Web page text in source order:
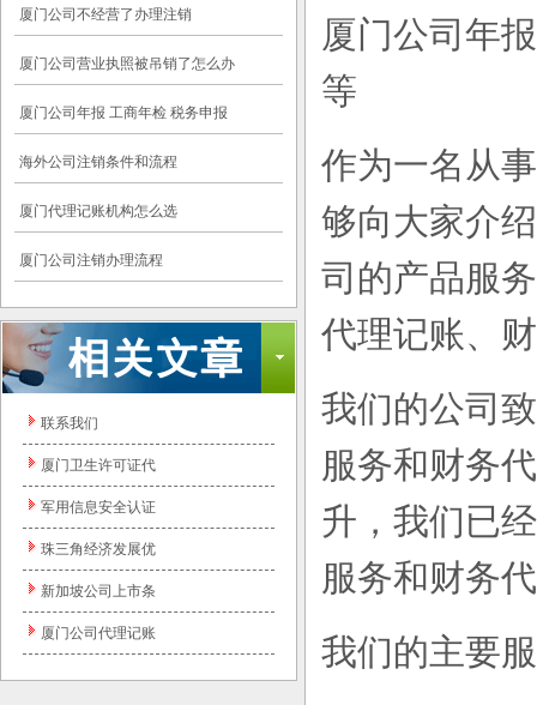
厦门公司不经营了办理注销
厦门公司营业执照被吊销了怎么办
厦门公司年报 工商年检 税务申报
海外公司注销条件和流程
厦门代理记账机构怎么选
厦门公司注销办理流程
联系我们
厦门卫生许可证代
军用信息安全认证
珠三角经济发展优
新加坡公司上市条
厦门公司代理记账
厦门公司年
等
作为一名从
够向大家介
司的产品服
代理记账、
我们的公司
服务和财务
升，我们已
服务和财务
我们的主要